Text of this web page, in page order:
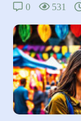
0 531